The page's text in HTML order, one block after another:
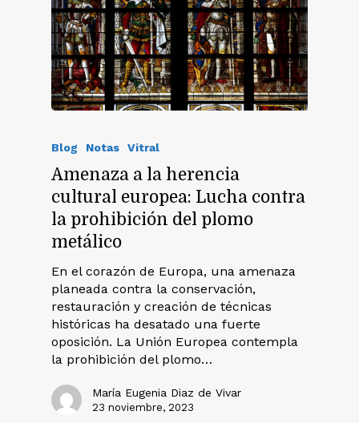
Blog Notas Vitral
Amenaza a la herencia
cultural europea: Lucha contra
la prohibición del plomo
metálico
En el corazón de Europa, una amenaza
planeada contra la conservación,
restauración y creación de técnicas
históricas ha desatado una fuerte
oposición. La Unión Europea contempla
la prohibición del plomo…
María Eugenia Diaz de Vivar
23 noviembre, 2023